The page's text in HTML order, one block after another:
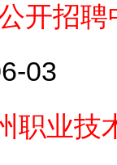
开招
03
职业技